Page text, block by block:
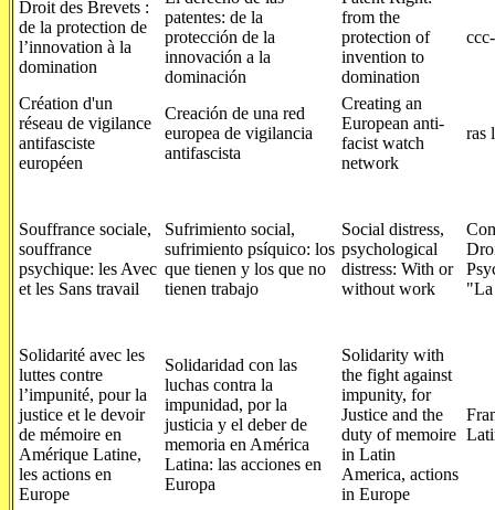
Droit des Brevets :
de la protection de
l’innovation à la
domination
patentes: de la
protección de la
innovación a la
dominación
from the
protection of
invention to
domination
Création d'un
réseau de vigilance
antifasciste
européen
Creación de una red
europea de vigilancia
antifascista
Creating an
European anti-
facist watch
network
ras
Souffrance sociale,
souffrance
psychique: les Avec
et les Sans travail
Sufrimiento social,
sufrimiento psíquico: los
que tienen y los que no
tienen trabajo
Social distress,
psychological
distress: With or
without work
"La
Solidarité avec les
luttes contre
l’impunité, pour la
justice et le devoir
de mémoire en
Amérique Latine,
les actions en
Europe
Solidaridad con las
luchas contra la
impunidad, por la
justicia y el deber de
memoria en América
Latina: las acciones en
Europa
Solidarity with
the fight against
impunity, for
Justice and the
duty of memoire
in Latin
America, actions
in Europe